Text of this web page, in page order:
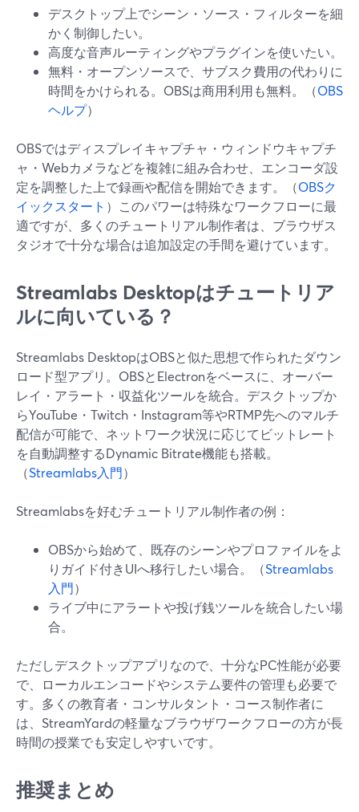
デスクトップ上でシーン・ソース・フィルターを細
かく制御したい。
高度な音声ルーティングやプラグインを使いたい。
無料・オープンソースで、サブスク費用の代わりに
時間をかけられる。OBSは商用利用も無料。（OBS
ヘルプ）
OBSではディスプレイキャプチャ・ウィンドウキャプチ
ャ・Webカメラなどを複雑に組み合わせ、エンコーダ設
定を調整した上で録画や配信を開始できます。（OBSク
イックスタート ）このパワーは特殊なワークフローに最
適ですが、多くのチュートリアル制作者は、ブラウザス
タジオで十分な場合は追加設定の手間を避けています。
Streamlabs Desktopはチュートリア
ルに向いている？
Streamlabs DesktopはOBSと似た思想で作られたダウン
ロード型アプリ。OBSとElectronをベースに、オーバー
レイ・アラート・収益化ツールを統合。デスクトップか
らYouTube・Twitch・Instagram等やRTMP先へのマルチ
配信が可能で、ネットワーク状況に応じてビットレート
を自動調整するDynamic Bitrate機能も搭載。
（Streamlabs入門）
Streamlabsを好むチュートリアル制作者の例：
OBSから始めて、既存のシーンやプロファイルをよ
りガイド付きUIへ移行したい場合。（Streamlabs
入門）
ライブ中にアラートや投げ銭ツールを統合したい場
合。
ただしデスクトップアプリなので、十分なPC性能が必要
で、ローカルエンコードやシステム要件の管理も必要で
す。多くの教育者・コンサルタント・コース制作者に
は、StreamYardの軽量なブラウザワークフローの方が長
時間の授業でも安定しやすいです。
推奨まとめ